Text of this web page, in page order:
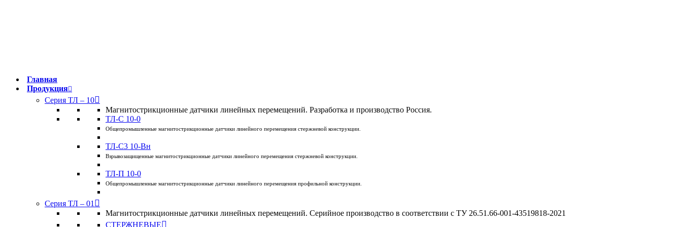
Главная
Продукция
Серия ТЛ – 10
Магнитострикционные датчики линейных перемещений. Разработка и производство Россия.
ТЛ-C 10-0
Общепромышленные магнитострикционные датчики линейного перемещения стержневой конструкции.
ТЛ-C3 10-Вн
Взрывозащищенные магнитострикционные датчики линейного перемещения стержневой конструкции.
ТЛ-П 10-0
Общепромышленные магнитострикционные датчики линейного перемещения профильной конструкции.
Серия ТЛ – 01
Магнитострикционные датчики линейных перемещений. Серийное производство в соответствии с ТУ 26.51.66-001-43519818-2021
СТЕРЖНЕВЫЕ